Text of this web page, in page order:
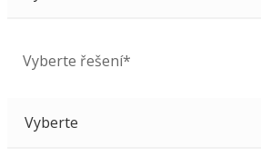
Vyberte řešení*